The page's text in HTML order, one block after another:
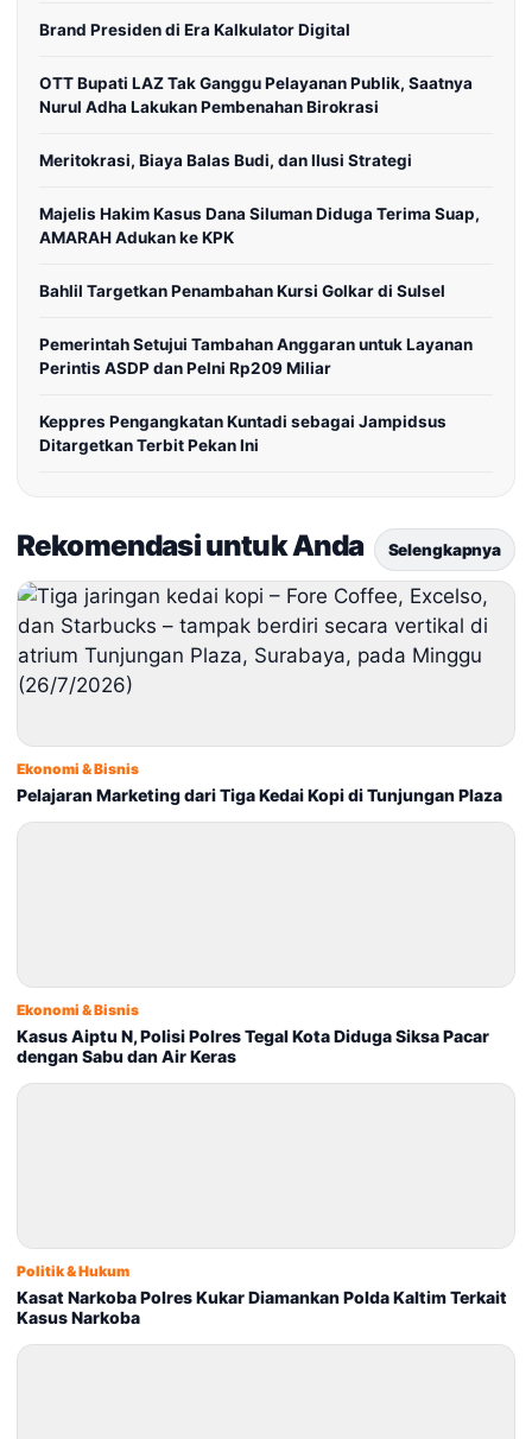
Brand Presiden di Era Kalkulator Digital
OTT Bupati LAZ Tak Ganggu Pelayanan Publik, Saatnya
Nurul Adha Lakukan Pembenahan Birokrasi
Meritokrasi, Biaya Balas Budi, dan Ilusi Strategi
Majelis Hakim Kasus Dana Siluman Diduga Terima Suap,
AMARAH Adukan ke KPK
Bahlil Targetkan Penambahan Kursi Golkar di Sulsel
Pemerintah Setujui Tambahan Anggaran untuk Layanan
Perintis ASDP dan Pelni Rp209 Miliar
Keppres Pengangkatan Kuntadi sebagai Jampidsus
Ditargetkan Terbit Pekan Ini
Rekomendasi untuk Anda Selengkapnya
Ekonomi & Bisnis
Pelajaran Marketing dari Tiga Kedai Kopi di Tunjungan Plaza
Ekonomi & Bisnis
Kasus Aiptu N, Polisi Polres Tegal Kota Diduga Siksa Pacar
dengan Sabu dan Air Keras
Politik & Hukum
Kasat Narkoba Polres Kukar Diamankan Polda Kaltim Terkait
Kasus Narkoba